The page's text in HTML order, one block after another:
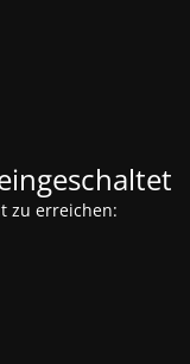
zu erreichen: